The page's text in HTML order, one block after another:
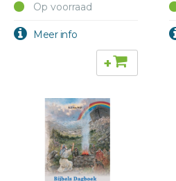
Op voorraad
+